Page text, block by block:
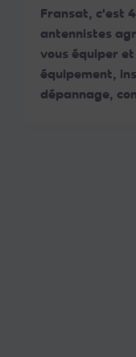
Fransat, c'est
antennistes
vous équiper
équipement,
dépannage,